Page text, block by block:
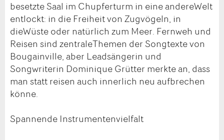
besetzte Saal im Chupferturm in eine andereWelt
entlockt: in die Freiheit von Zugvögeln, in
dieWüste oder natürlich zum Meer. Fernweh und
Reisen sind zentraleThemen der Songtexte von
Bougainville, aber Leadsängerin und
Songwriterin Dominique Grütter merkte an, dass
man statt reisen auch innerlich neu aufbrechen
könne.
Spannende Instrumentenvielfalt